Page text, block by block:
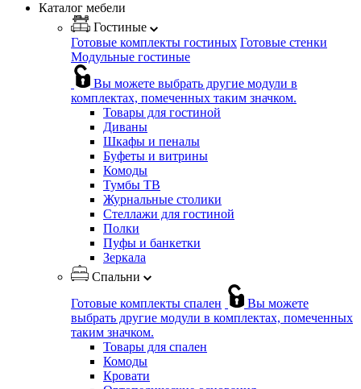
Каталог мебели
Гостиные
Готовые комплекты гостиных Готовые стенки
Модульные гостиные
Вы можете выбрать другие модули в
комплектах, помеченных таким значком.
Товары для гостиной
Диваны
Шкафы и пеналы
Буфеты и витрины
Комоды
Тумбы ТВ
Журнальные столики
Стеллажи для гостиной
Полки
Пуфы и банкетки
Зеркала
Спальни
Готовые комплекты спален
Вы можете
выбрать другие модули в комплектах, помеченных
таким значком.
Товары для спален
Комоды
Кровати